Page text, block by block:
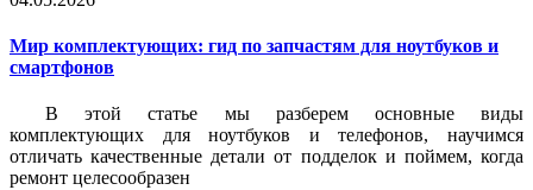
Мир комплектующих: гид по запчастям для ноутбуков и
смартфонов
В этой статье мы разберем основные виды
комплектующих для ноутбуков и телефонов, научимся
отличать качественные детали от подделок и поймем, когда
ремонт целесообразен